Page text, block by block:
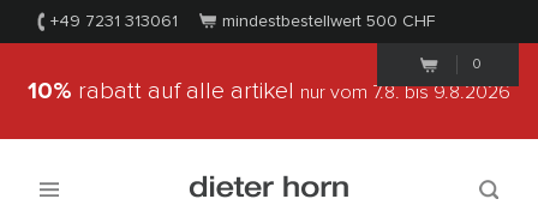
+49 7231 313061 mindestbestellwert 500 CHF
0
10% rabatt auf alle artikel nur vom 7.8.bis 9.8.2026